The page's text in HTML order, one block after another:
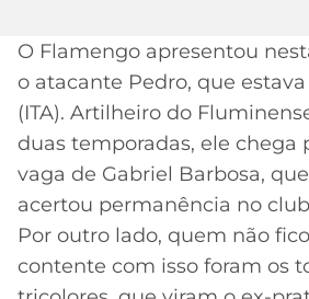
BETBOOM
CÓDIGO
INDICAÇÃO
BET365
CÓDIGO
BETANO
PALMEIRAS
CORINTHIANS
SÃO
SANTOS
SÉRIE
LIBERTADORES
DO
BRASIL
ESPORTIVA
MERCADO
DA
BOLA
PALPITES
Acesse o perfil do autor
no Twitter
O Flamengo apresentou
o atacante Pedro, que
(ITA). Artilheiro do
duas temporadas, ele chega
vaga de Gabriel Barbosa,
acertou permanência no
Por outro lado, quem não
contente com isso foram os